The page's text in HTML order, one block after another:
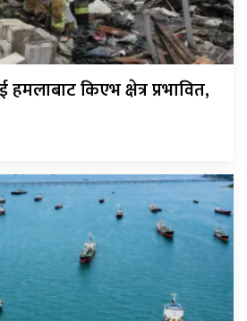
किएभ क्षेत्र प्रभावित,